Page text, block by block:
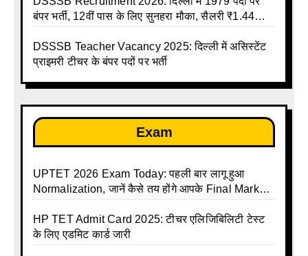
बंपर भर्ती, 12वीं पास के लिए सुनहरा मौका, सैलरी ₹1.44
DSSSB Teacher Vacancy 2025: दिल्ली में असिस्टेंट
प्राइमरी टीचर के बंपर पदों पर भर्ती
Exam
UPTET 2026 Exam Today: पहली बार लागू हुआ
Normalization, जानें कैसे तय होंगे आपके Final Marks
HP TET Admit Card 2025: टीचर एलिजिबिलिटी टेस्ट
के लिए एडमिट कार्ड जारी